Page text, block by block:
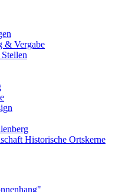
& Vergabe
Historische Ortskerne